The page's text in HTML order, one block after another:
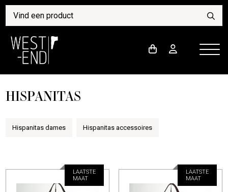
HISPANITAS
Hispanitas dames Hispanitas accessoires
LAATSTE
MAAT
LAATSTE
MAAT